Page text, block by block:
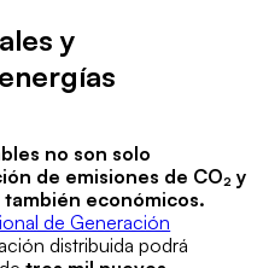
y
no son solo
de emisiones de CO₂ y
económicos.
de Generación
distribuida podrá